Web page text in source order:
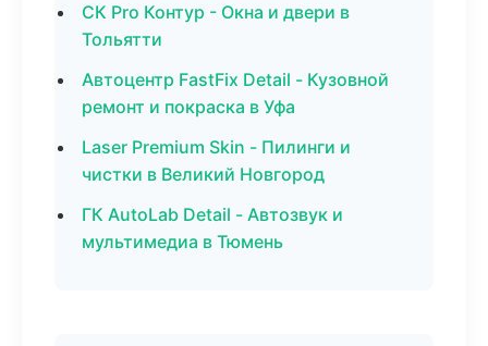
СК Pro Контур - Окна и двери в
Тольятти
Автоцентр FastFix Detail - Кузовной
ремонт и покраска в Уфа
Laser Premium Skin - Пилинги и
чистки в Великий Новгород
ГК AutoLab Detail - Автозвук и
мультимедиа в Тюмень